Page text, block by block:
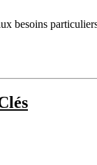
besoins